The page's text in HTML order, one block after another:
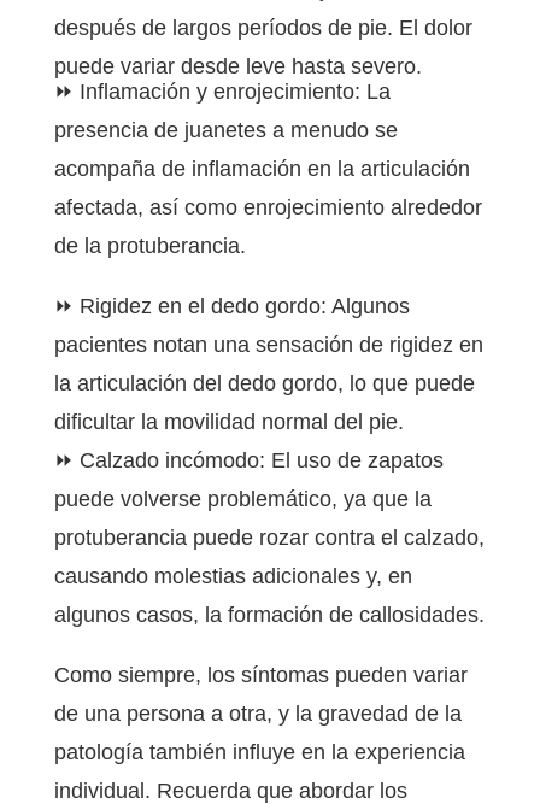
después de largos períodos de pie. El dolor
puede variar desde leve hasta severo.
⏩ Inflamación y enrojecimiento: La
presencia de juanetes a menudo se
acompaña de inflamación en la articulación
afectada, así como enrojecimiento alrededor
de la protuberancia.
⏩ Rigidez en el dedo gordo: Algunos
pacientes notan una sensación de rigidez en
la articulación del dedo gordo, lo que puede
dificultar la movilidad normal del pie.
⏩ Calzado incómodo: El uso de zapatos
puede volverse problemático, ya que la
protuberancia puede rozar contra el calzado,
causando molestias adicionales y, en
algunos casos, la formación de callosidades.
Como siempre, los síntomas pueden variar
de una persona a otra, y la gravedad de la
patología también influye en la experiencia
individual. Recuerda que abordar los